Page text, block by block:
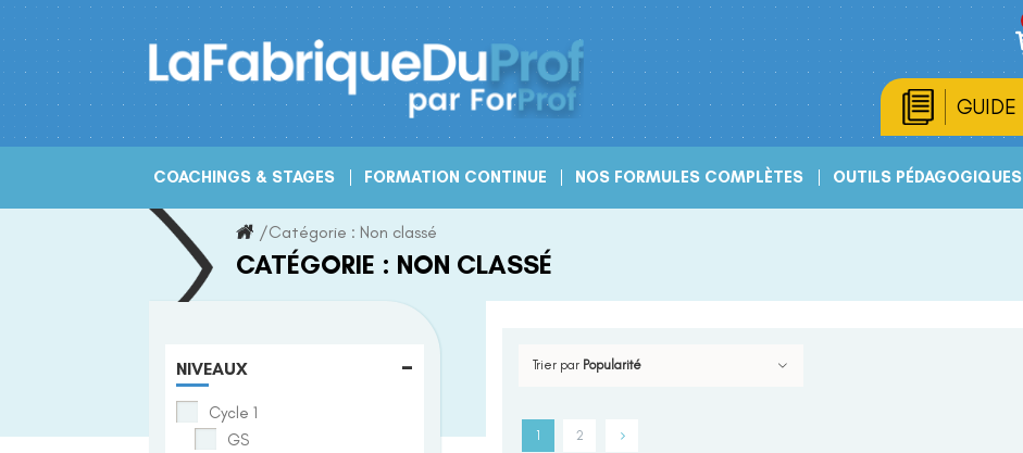
Skip
to
GUIDE
COACHINGS & STAGES FORMATION CONTINUE NOS FORMULES COMPLÈTES OUTILS PÉDAGOGIQUES
/Catégorie : Non classé
CATÉGORIE : NON CLASSÉ
Trier par Popularité
1 2
NIVEAUX -
Cycle 1
GS